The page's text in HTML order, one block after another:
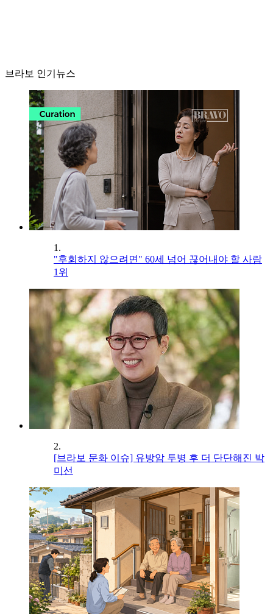
브라보 인기뉴스
1.
"후회하지 않으려면" 60세 넘어 끊어내야 할 사람
1위
2.
[브라보 문화 이슈] 유방암 투병 후 더 단단해진 박
미선